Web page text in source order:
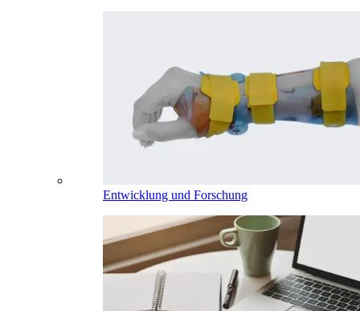
Entwicklung und Forschung